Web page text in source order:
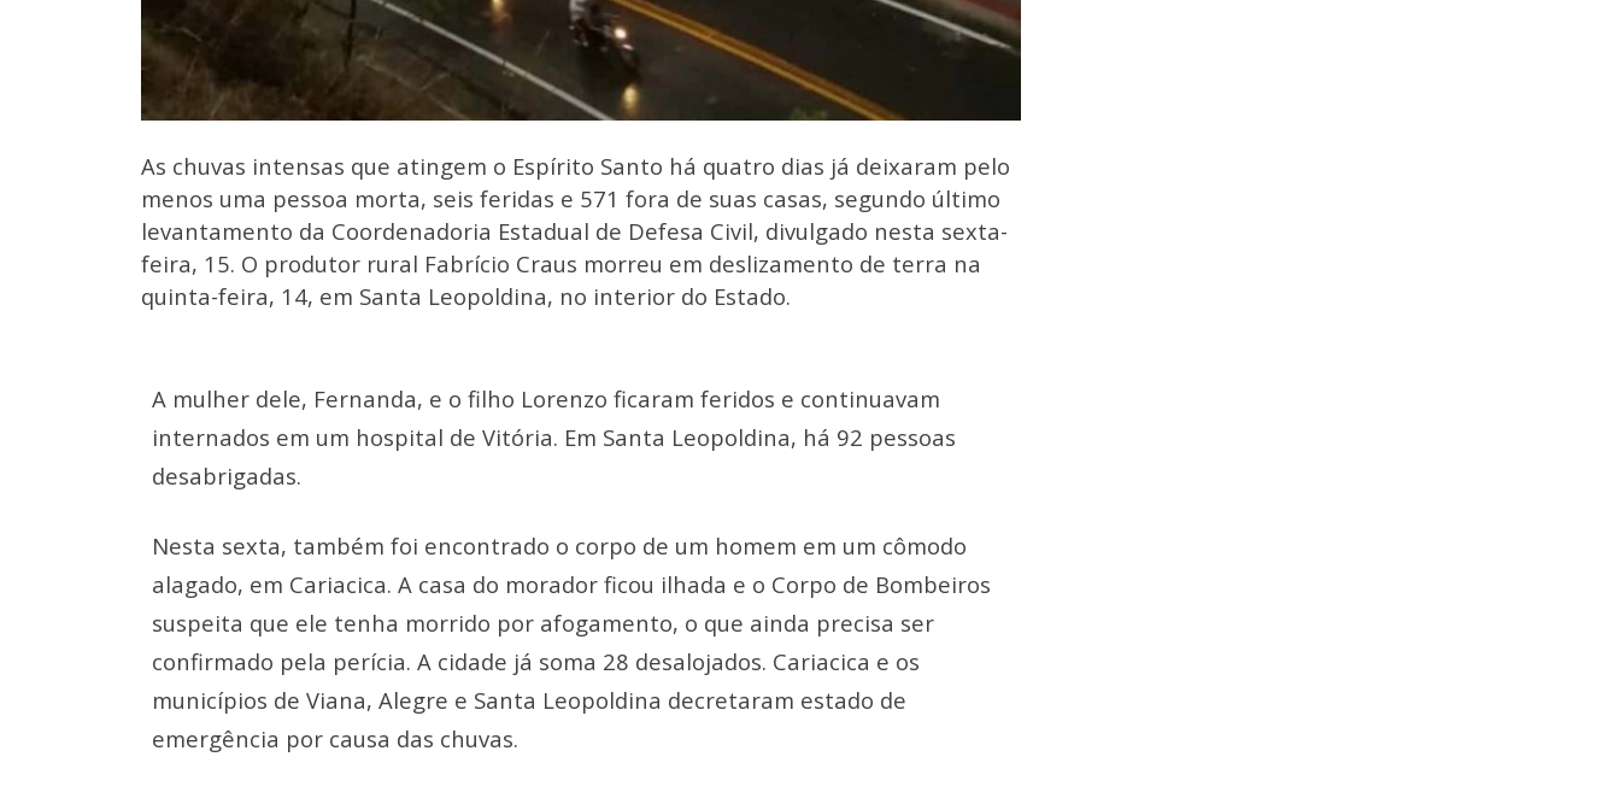
As chuvas intensas que atingem o Espírito Santo há quatro dias já deixaram pelo
menos uma pessoa morta, seis feridas e 571 fora de suas casas, segundo último
levantamento da Coordenadoria Estadual de Defesa Civil, divulgado nesta sexta-
feira, 15. O produtor rural Fabrício Craus morreu em deslizamento de terra na
quinta-feira, 14, em Santa Leopoldina, no interior do Estado.
A mulher dele, Fernanda, e o filho Lorenzo ficaram feridos e continuavam
internados em um hospital de Vitória. Em Santa Leopoldina, há 92 pessoas
desabrigadas.
Nesta sexta, também foi encontrado o corpo de um homem em um cômodo
alagado, em Cariacica. A casa do morador ficou ilhada e o Corpo de Bombeiros
suspeita que ele tenha morrido por afogamento, o que ainda precisa ser
confirmado pela perícia. A cidade já soma 28 desalojados. Cariacica e os
municípios de Viana, Alegre e Santa Leopoldina decretaram estado de
emergência por causa das chuvas.